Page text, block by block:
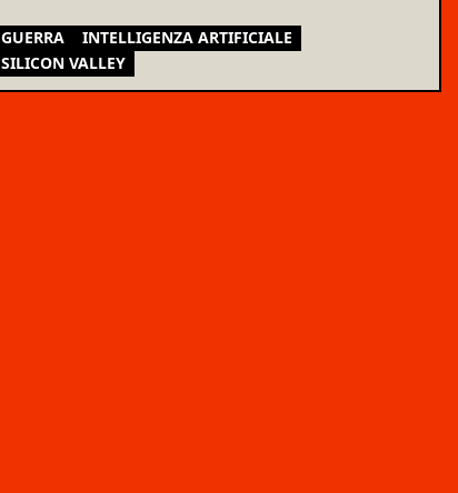
GUERRA
INTELLIGENZA ARTIFICIALE
SILICON VALLEY